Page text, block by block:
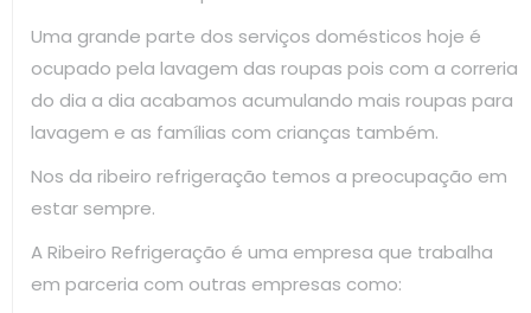
Uma grande parte dos serviços domésticos hoje é
ocupado pela lavagem das roupas pois com a correria
do dia a dia acabamos acumulando mais roupas para
lavagem e as famílias com crianças também.
Nos da ribeiro refrigeração temos a preocupação em
estar sempre.
A Ribeiro Refrigeração é uma empresa que trabalha
em parceria com outras empresas como: